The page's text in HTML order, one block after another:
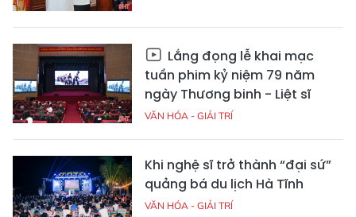
Lắng đọng lễ khai mạc
tuần phim kỷ niệm 79 năm
ngày Thương binh - Liệt sĩ
VĂN HÓA - GIẢI TRÍ
Khi nghệ sĩ trở thành “đại sứ”
quảng bá du lịch Hà Tĩnh
VĂN HÓA - GIẢI TRÍ